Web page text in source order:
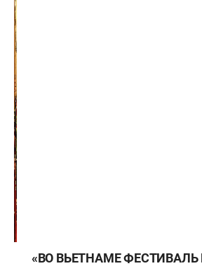
«ВО ВЬЕТНАМЕ